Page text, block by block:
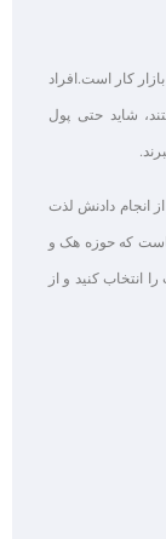
کار است.افراد
شاید حتی پول
انجام دادنش لذت
که حوزه هک و
انتخاب کنید و از